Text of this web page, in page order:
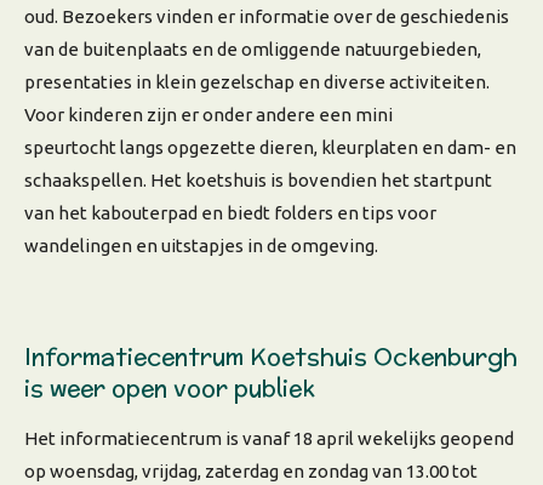
oud. Bezoekers vinden er informatie over de geschiedenis
van de buitenplaats en de omliggende natuurgebieden,
presentaties in klein gezelschap en diverse activiteiten.
Voor kinderen zijn er onder andere een mini
speurtocht langs opgezette dieren, kleurplaten en dam- en
schaakspellen. Het koetshuis is bovendien het startpunt
van het kabouterpad en biedt folders en tips voor
wandelingen en uitstapjes in de omgeving.
Informatiecentrum Koetshuis Ockenburgh
is weer open voor publiek
Het informatiecentrum is vanaf 18 april wekelijks geopend
op woensdag, vrijdag, zaterdag en zondag van 13.00 tot